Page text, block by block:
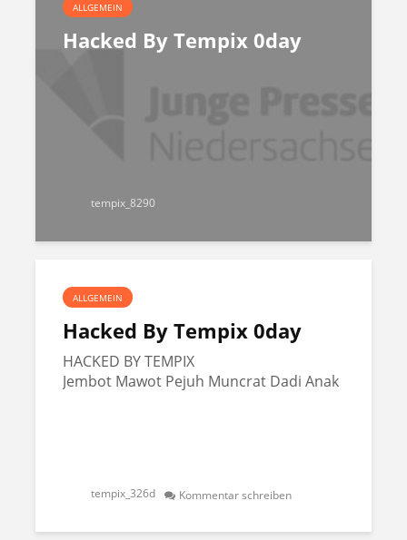
ALLGEMEIN
Hacked By Tempix 0day
tempix_8290
ALLGEMEIN
Hacked By Tempix 0day
HACKED BY TEMPIX
Jembot Mawot Pejuh Muncrat Dadi Anak
tempix_326d Kommentar schreiben